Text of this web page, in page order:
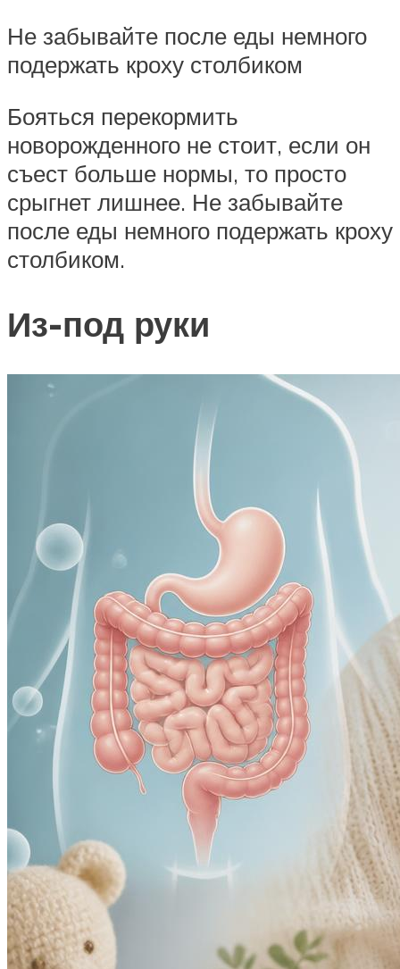
Не забывайте после еды немного
подержать кроху столбиком
Бояться перекормить
новорожденного не стоит, если он
съест больше нормы, то просто
срыгнет лишнее. Не забывайте
после еды немного подержать кроху
столбиком.
Из-под руки